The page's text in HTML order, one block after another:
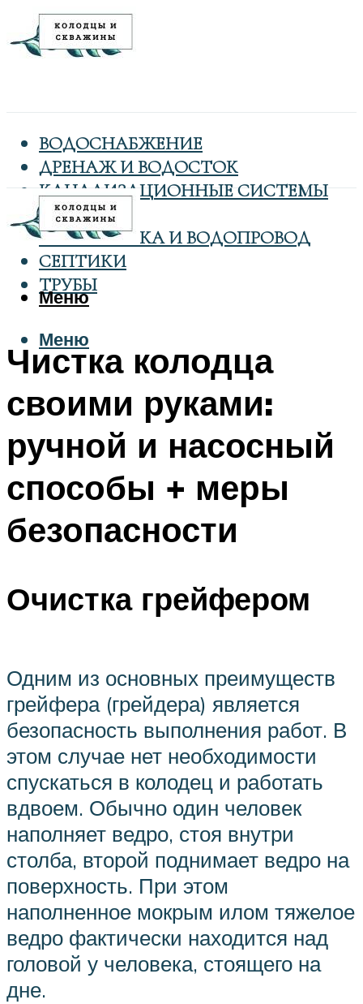
ВОДОСНАБЖЕНИЕ
ДРЕНАЖ И ВОДОСТОК
КАНАЛИЗАЦИОННЫЕ СИСТЕМЫ
КОЛОДЦЫ
САНТЕХНИКА И ВОДОПРОВОД
СЕПТИКИ
ТРУБЫ
Меню
Меню
Чистка колодца
своими руками:
ручной и насосный
способы + меры
безопасности
Очистка грейфером
Одним из основных преимуществ
грейфера (грейдера) является
безопасность выполнения работ. В
этом случае нет необходимости
спускаться в колодец и работать
вдвоем. Обычно один человек
наполняет ведро, стоя внутри
столба, второй поднимает ведро на
поверхность. При этом
наполненное мокрым илом тяжелое
ведро фактически находится над
головой у человека, стоящего на
дне.